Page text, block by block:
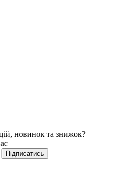
новинок та знижок?
Підписатись